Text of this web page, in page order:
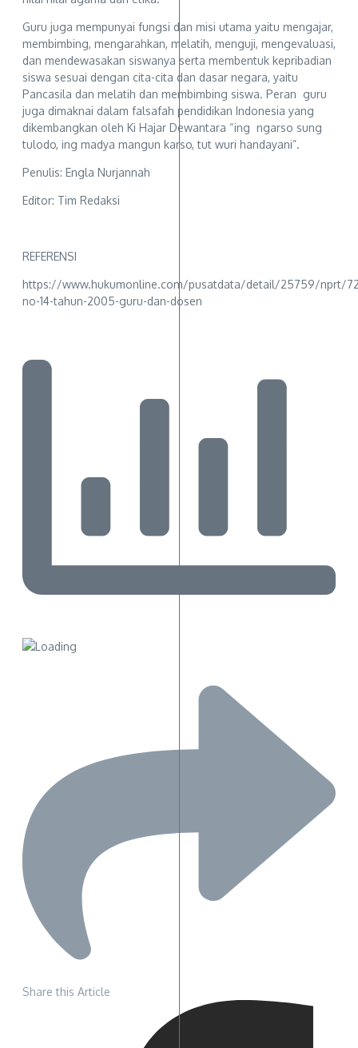
Guru juga mempunyai fungsi dan misi utama yaitu mengajar,
membimbing, mengarahkan, melatih, menguji, mengevaluasi,
dan mendewasakan siswanya serta membentuk kepribadian
siswa sesuai dengan cita-cita dan dasar negara, yaitu
Pancasila dan melatih dan membimbing siswa. Peran guru
juga dimaknai dalam falsafah pendidikan Indonesia yang
dikembangkan oleh Ki Hajar Dewantara “ing ngarso sung
tulodo, ing madya mangun karso, tut wuri handayani”.
Penulis: Engla Nurjannah
Editor: Tim Redaksi
REFERENSI
https://www.hukumonline.com/pusatdata/detail/25759/nprt/
no-14-tahun-2005-guru-dan-dosen
Share this Article